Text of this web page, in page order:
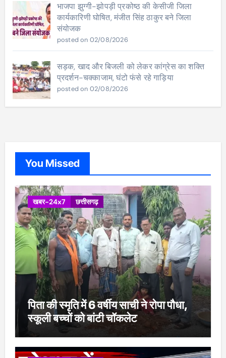
भाजपा झुग्गी-झोपड़ी प्रकोष्ठ की केसीजी जिला
कार्यकारिणी घोषित, मंजीत सिंह ठाकुर बने जिला
संयोजक
posted on 02/08/2026
सड़क, खाद और बिजली को लेकर कांग्रेस का शक्ति
प्रदर्शन-चक्काजाम, घंटो फंसे रहे गाड़िया
posted on 02/08/2026
You Missed
खबर-24x7 छत्तीसगढ़
पिता की स्मृति में 6 वर्षीय साची ने रोपा पौधा,
स्कूली बच्चों को बांटी चॉकलेट